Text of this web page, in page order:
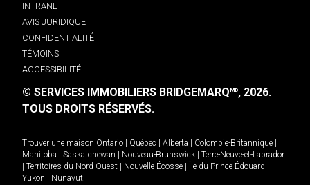
INTRANET
AVIS JURIDIQUE
CONFIDENTIALITÉ
TÉMOINS
ACCESSIBILITÉ
© SERVICES IMMOBILIERS BRIDGEMARQMD, 2026.
TOUS DROITS RÉSERVÉS.
Trouver une maison Ontario Québec Alberta Colombie-Britannique
Manitoba
Saskatchewan Nouveau-Brunswick
Terre-Neuve-et-Labrador
Territoires du Nord-Ouest Nouvelle-Écosse Île-du-Prince-Édouard
Yukon
Nunavut.